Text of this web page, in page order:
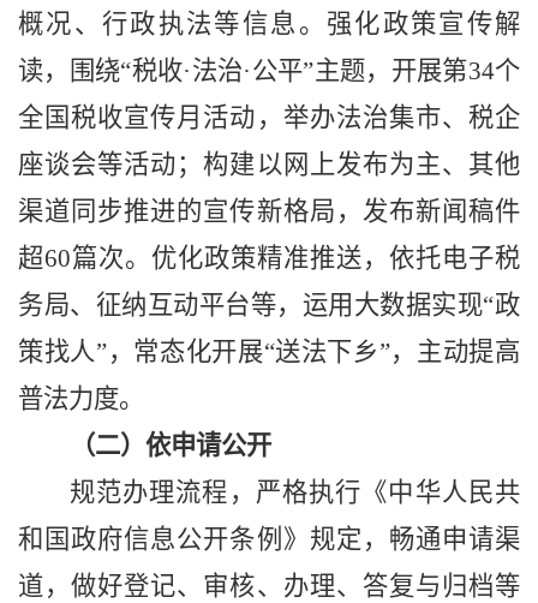
概况、行政执法等信息。强化政策宣传解
读， 围绕“税收·法治·公平”主题，开展第34个
全国税收宣传月活动， 举办法治集市、 税企
座谈会等活动； 构建以网上发布为主、其他
渠道同步推进的宣传新格局， 发布新闻稿件
超60篇次。 优化政策精准推送， 依托电子税
务局、征纳互动平台等，运用大数据实现“政
策找人”， 常态化开展“送法下乡”， 主动提高
普法力度。
（二）依申请公开
规范办理流程 ， 严格执行《中华人民共
和国政府信息公开条例》规定，畅通申请渠
道，做好登记、审核、办理、答复与 归档等